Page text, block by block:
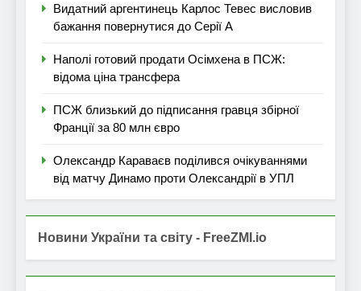
Видатний аргентинець Карлос Тевес висловив
бажання повернутися до Серії А
Наполі готовий продати Осімхена в ПСЖ:
відома ціна трансфера
ПСЖ близький до підписання гравця збірної
Франції за 80 млн євро
Олександр Караваєв поділився очікуваннями
від матчу Динамо проти Олександрії в УПЛ
Новини України та світу - FreeZMI.io